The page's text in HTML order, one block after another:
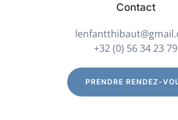
Contact
+32 (0) 56 34 23 79
PRENDRE RENDEZ-